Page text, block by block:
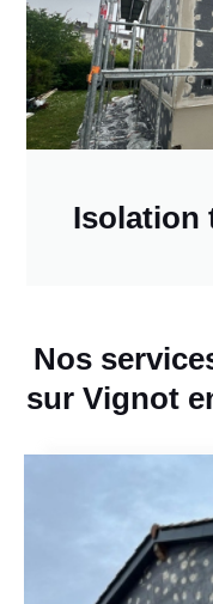
Isolation
Nos
sur Vignot